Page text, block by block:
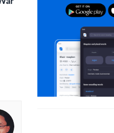
in Words | Rekhta